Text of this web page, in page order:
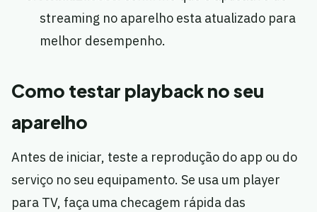
streaming no aparelho esta atualizado para
melhor desempenho.
Como testar playback no seu
aparelho
Antes de iniciar, teste a reprodução do app ou do
serviço no seu equipamento. Se usa um player
para TV, faça uma checagem rápida das